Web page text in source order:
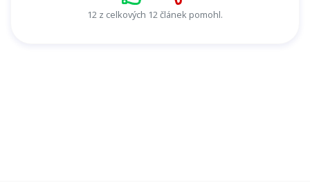
12 z celkových 12 článek pomohl.